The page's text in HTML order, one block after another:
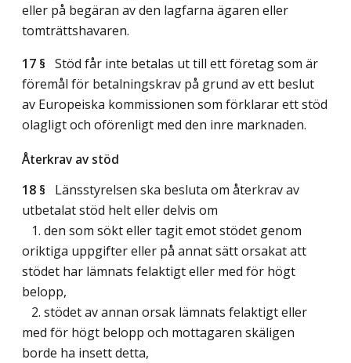
eller på begäran av den lagfarna ägaren eller
tomträttshavaren.
17 § Stöd får inte betalas ut till ett företag som är
föremål för betalningskrav på grund av ett beslut
av Europeiska kommissionen som förklarar ett stöd
olagligt och oförenligt med den inre marknaden.
Återkrav av stöd
18 § Länsstyrelsen ska besluta om återkrav av
utbetalat stöd helt eller delvis om
1. den som sökt eller tagit emot stödet genom
oriktiga uppgifter eller på annat sätt orsakat att
stödet har lämnats felaktigt eller med för högt
belopp,
2. stödet av annan orsak lämnats felaktigt eller
med för högt belopp och mottagaren skäligen
borde ha insett detta,